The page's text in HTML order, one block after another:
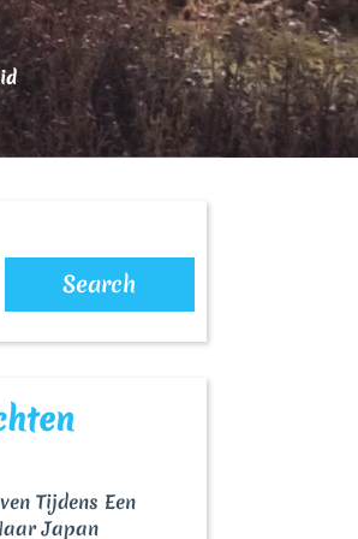
Search
Tijdens Een
Japan